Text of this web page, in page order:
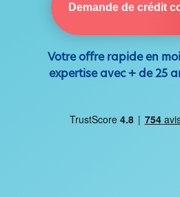
Demande de crédit
Votre offre rapide en
expertise avec + de 25